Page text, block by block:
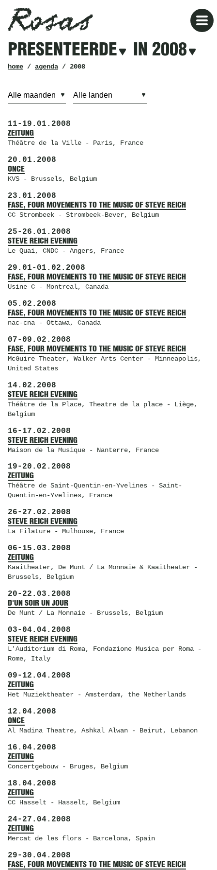
Rosas
presenteerde
in
2008
Filters
PRESENTEERDE IN 2008
kruimelpad
home/ agenda/ 2008
11- 19.01.2008
ZEITUNG
Théâtre de la Ville- Paris, France
20.01.2008
ONCE
KVS- Brussels, Belgium
23.01.2008
FASE, FOUR MOVEMENTS TO THE MUSIC OF STEVE REICH
CC Strombeek- Strombeek-Bever, Belgium
25- 26.01.2008
STEVE REICH EVENING
Le Quai, CNDC - Angers, France
29.01- 01.02.2008
FASE, FOUR MOVEMENTS TO THE MUSIC OF STEVE REICH
Usine C- Montreal, Canada
05.02.2008
FASE, FOUR MOVEMENTS TO THE MUSIC OF STEVE REICH
nac-cna- Ottawa, Canada
07- 09.02.2008
FASE, FOUR MOVEMENTS TO THE MUSIC OF STEVE REICH
McGuire Theater, Walker Arts Center - Minneapolis,
United States
14.02.2008
STEVE REICH EVENING
Théâtre de la Place, Theatre de la place - Liège,
Belgium
16- 17.02.2008
STEVE REICH EVENING
Maison de la Musique- Nanterre, France
19- 20.02.2008
ZEITUNG
Théâtre de Saint-Quentin-en-Yvelines- Saint-
Quentin-en-Yvelines, France
26- 27.02.2008
STEVE REICH EVENING
La Filature- Mulhouse, France
06- 15.03.2008
ZEITUNG
Kaaitheater, De Munt / La Monnaie & Kaaitheater -
Brussels, Belgium
20- 22.03.2008
D'UN SOIR UN JOUR
De Munt / La Monnaie- Brussels, Belgium
03- 04.04.2008
STEVE REICH EVENING
L'Auditorium di Roma, Fondazione Musica per Roma -
Rome, Italy
09- 12.04.2008
ZEITUNG
Het Muziektheater- Amsterdam, the Netherlands
12.04.2008
ONCE
Al Madina Theatre, Ashkal Alwan - Beirut, Lebanon
16.04.2008
ZEITUNG
Concertgebouw- Bruges, Belgium
18.04.2008
ZEITUNG
CC Hasselt - Hasselt, Belgium
24- 27.04.2008
ZEITUNG
Mercat de les flors- Barcelona, Spain
29- 30.04.2008
FASE, FOUR MOVEMENTS TO THE MUSIC OF STEVE REICH